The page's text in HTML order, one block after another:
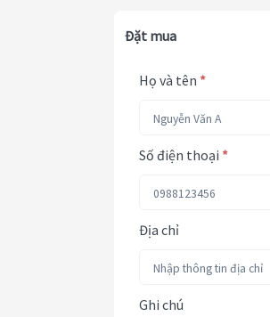
Đặt mua
Họ và tên *
Số điện thoại *
Địa chỉ
Ghi chú